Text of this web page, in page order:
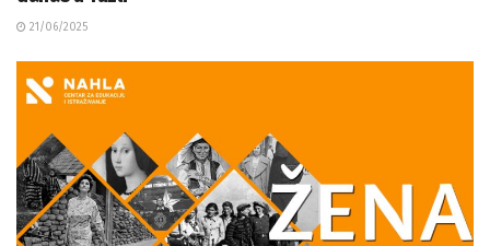
21/06/2025